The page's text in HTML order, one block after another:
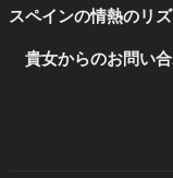
スペインの情熱のリ
貴女からのお問い